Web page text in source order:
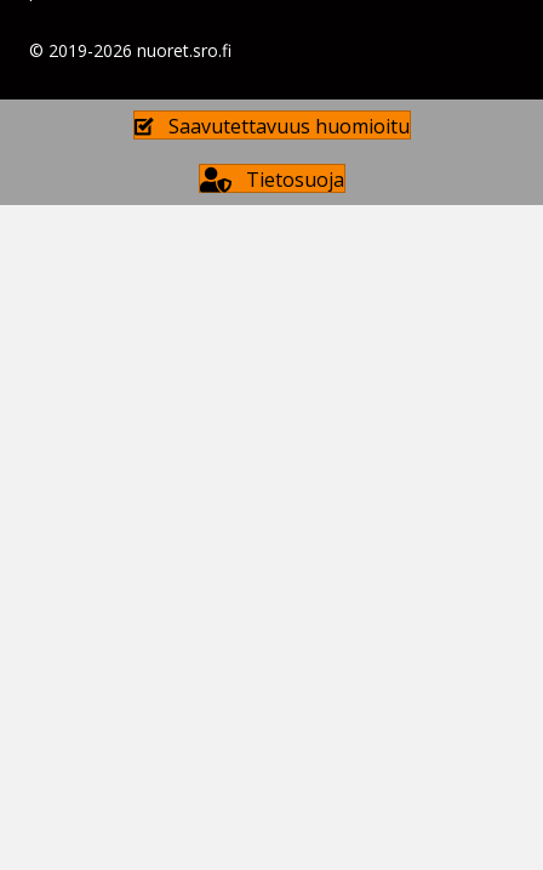
© 2019-2026 nuoret.sro.fi
Saavutettavuus huomioitu
Tietosuoja